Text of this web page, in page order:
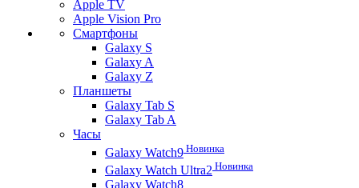
Apple TV
Apple Vision Pro
Смартфоны
Galaxy S
Galaxy A
Galaxy Z
Планшеты
Galaxy Tab S
Galaxy Tab A
Часы
Galaxy Watch9 Новинка
Galaxy Watch Ultra2 Новинка
Galaxy Watch8